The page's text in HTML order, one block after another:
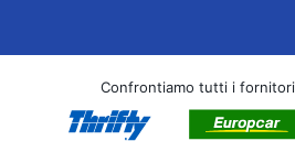
Confrontiamo tutti i